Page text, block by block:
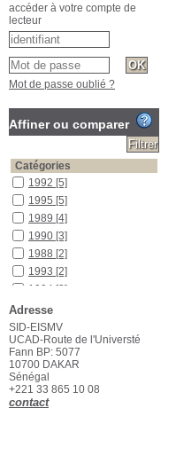
accéder à votre compte de
lecteur
Mot de passe oublié ?
Affiner ou comparer
Catégories
1992 [5]
1995 [5]
1989 [4]
1990 [3]
1988 [2]
1993 [2]
1994 [2]
1987
1996[1]
2010[1]
Localisation
Bibliothèque (SID)
Section
Adresse
SID-EISMV
UCAD-Route de l'Universté
Fann BP: 5077
10700 DAKAR
Sénégal
+221 33 865 10 08
contact